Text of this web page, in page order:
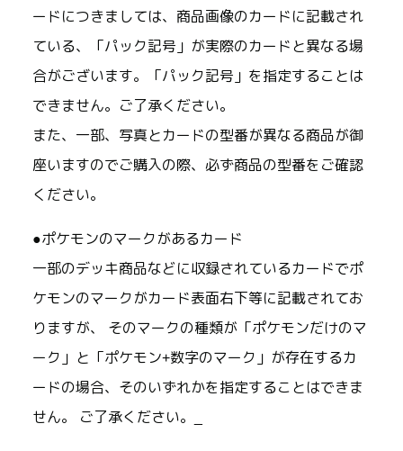
ードにつきましては、商品画像のカードに記載され
ている、「パック記号」が実際のカードと異なる場
合がございます。「パック記号」を指定することは
できません。ご了承ください。
また、一部、写真とカードの型番が異なる商品が御
座いますのでご購入の際、必ず商品の型番をご確認
ください。
●ポケモンのマークがあるカード
一部のデッキ商品などに収録されているカードでポ
ケモンのマークがカード表面右下等に記載されてお
りますが、 そのマークの種類が「ポケモンだけのマ
ーク」と「ポケモン+数字のマーク」が存在するカ
ードの場合、そのいずれかを指定することはできま
せん。 ご了承ください。_